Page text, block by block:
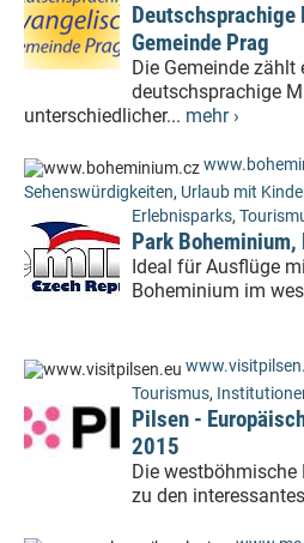
Deutschsprachige
Gemeinde Prag
Die Gemeinde zählt
deutschsprachige
unterschiedlicher... mehr ›
Sehenswürdigkeiten, Urlaub mit
Erlebnisparks,
Park Boheminium,
Ideal für Ausflüge
Boheminium im
Tourismus,
Pilsen -
2015
Die
zu den